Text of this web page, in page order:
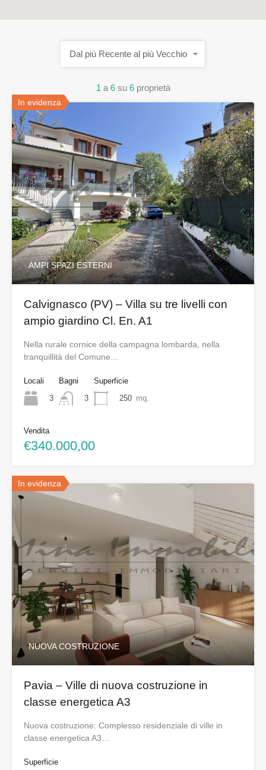
1 a 6 su 6 proprietà
Dal più Recente al più Vecchio
In evidenza
AMPI SPAZI ESTERNI
Calvignasco (PV) – Villa su tre livelli con
ampio giardino Cl. En. A1
Nella rurale cornice della campagna lombarda, nella
tranquillità del Comune…
Locali
3
Bagni
3
Superficie
250 mq.
Vendita
€340.000,00
In evidenza
NUOVA COSTRUZIONE
Pavia – Ville di nuova costruzione in
classe energetica A3
Nuova costruzione: Complesso residenziale di ville in
classe energetica A3…
Superficie